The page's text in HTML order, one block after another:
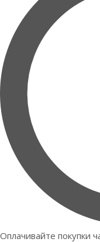
Оплачивайте покупки